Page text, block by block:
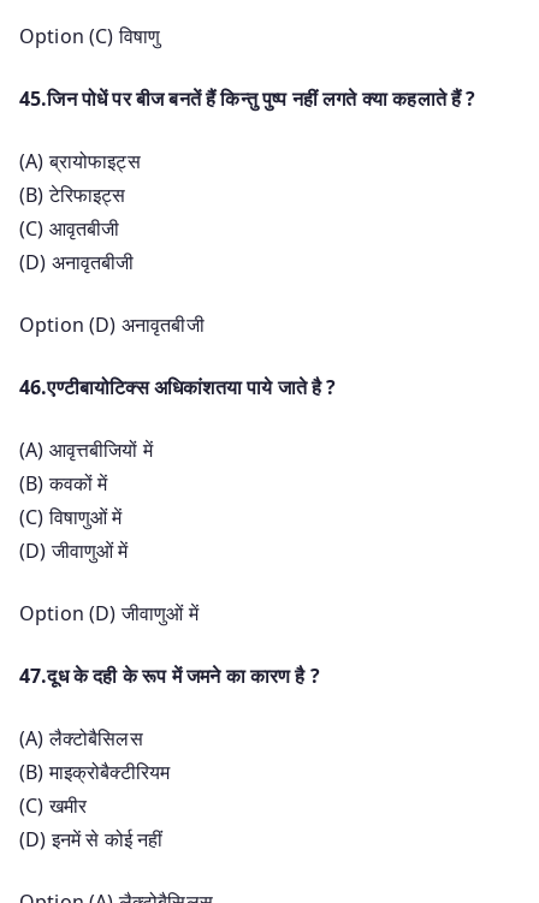
Option (C) विषाणु
45.जिन पोधें पर बीज बनतें हैं किन्तु पुष्प नहीं लगते क्या कहलाते हैं ?
(A) ब्रायोफाइट्स
(B) टेरिफाइट्स
(C) आवृतबीजी
(D) अनावृतबीजी
Option (D) अनावृतबीजी
46.एण्टीबायोटिक्स अधिकांशतया पाये जाते है ?
(A) आवृत्तबीजियों में
(B) कवकों में
(C) विषाणुओं में
(D) जीवाणुओं में
Option (D) जीवाणुओं में
47.दूध के दही के रूप में जमने का कारण है ?
(A) लैक्टोबैसिलस
(B) माइक्रोबैक्टीरियम
(C) खमीर
(D) इनमें से कोई नहीं